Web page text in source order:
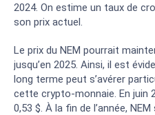
2024. On estime un taux de
son prix actuel.
Le prix du NEM pourrait
jusqu’en 2025. Ainsi, il est
long terme peut s’avérer
cette crypto-monnaie. En juin
0,53 $. À la fin de l’année,